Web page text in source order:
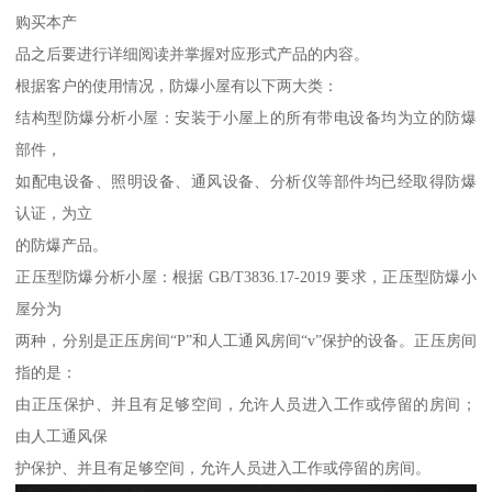
购买本产
品之后要进行详细阅读并掌握对应形式产品的内容。
根据客户的使用情况，防爆小屋有以下两大类：
结构型防爆分析小屋：安装于小屋上的所有带电设备均为立的防爆
部件，
如配电设备、照明设备、通风设备、分析仪等部件均已经取得防爆
认证，为立
的防爆产品。
正压型防爆分析小屋：根据 GB/T3836.17-2019 要求，正压型防爆小
屋分为
两种，分别是正压房间“P”和人工通风房间“v”保护的设备。正压房间
指的是：
由正压保护、并且有足够空间，允许人员进入工作或停留的房间；
由人工通风保
护保护、并且有足够空间，允许人员进入工作或停留的房间。